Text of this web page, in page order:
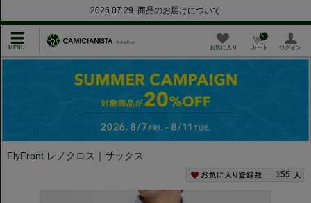
2026.07.29 商品のお届けについて
お気に入り カート
0
ログイン
FlyFront レノクロス｜サックス
155